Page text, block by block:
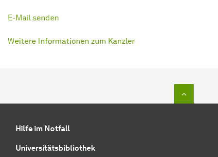
E-Mail senden
Weitere Informationen zum Kanzler
Hilfe im Notfall
Universitätsbibliothek